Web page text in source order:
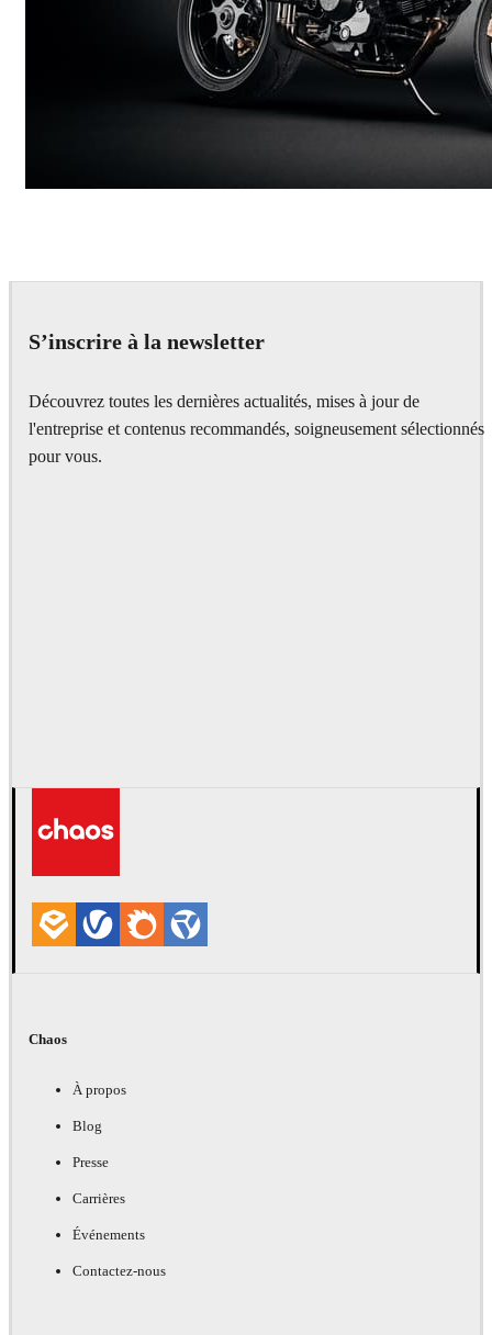
S’inscrire à la newsletter
Découvrez toutes les dernières actualités, mises à jour de
l'entreprise et contenus recommandés, soigneusement sélectionnés
pour vous.
Chaos
À propos
Blog
Presse
Carrières
Événements
Contactez-nous